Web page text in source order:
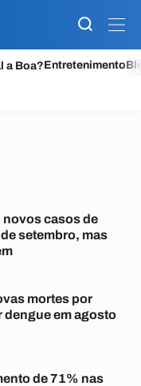
a Boa?Entretenimento
novos casos de
setembro, mas
mortes por
dengue em agosto
de 71% nas